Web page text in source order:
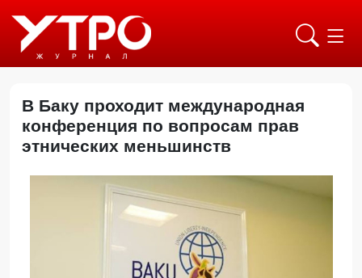
В Баку проходит международная
конференция по вопросам прав
этнических меньшинств